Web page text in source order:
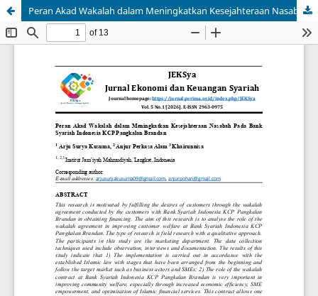
Peran Akad Wakalah dalam Meningkatkan Kesejahteraan Nasabah Pada Bank Syariah Indonesia KCP Pangkalan Brandan